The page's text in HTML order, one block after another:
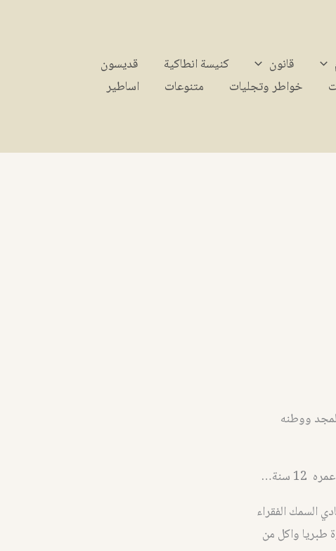
قانون كنيسة انطاكية
قديسون
خواطر وتجليات متنوعات اساطير
ووطنه
السمك الفقراء
طبريا واكل من